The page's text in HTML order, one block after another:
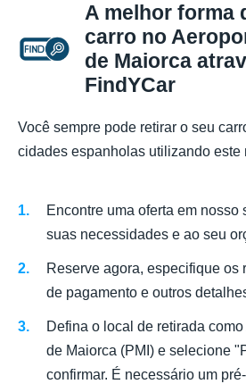
A melhor forma
carro no
de Maiorca
FindYCar
Você sempre pode retirar o seu
cidades espanholas utilizando este
Encontre uma oferta em nosso
suas necessidades e ao seu
Reserve agora, especifique os
de pagamento e outros
Defina o local de retirada
de Maiorca (PMI) e selecione
confirmar. É necessário um